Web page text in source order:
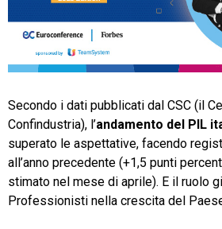
TeamSystem Corporate
TeamSystem Store
Secondo i dati pubblicati dal CSC (il
Confindustria), l’andamento del PIL
superato le aspettative, facendo
all’anno precedente (+1,5 punti
stimato nel mese di aprile). E il ruolo
Professionisti nella crescita del